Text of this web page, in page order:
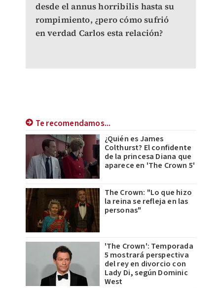
desde el annus horribilis hasta su
rompimiento, ¿pero cómo sufrió
en verdad Carlos esta relación?
Te recomendamos...
¿Quién es James
Colthurst? El confidente
de la princesa Diana que
aparece en 'The Crown 5'
The Crown: "Lo que hizo
la reina se refleja en las
personas"
'The Crown': Temporada
5 mostrará perspectiva
del rey en divorcio con
Lady Di, según Dominic
West